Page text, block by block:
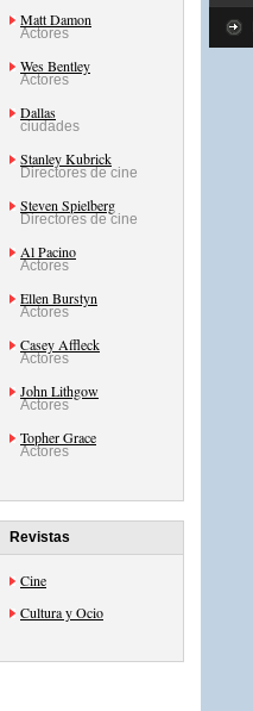
Matt Damon
Actores
Wes Bentley
Actores
Dallas
ciudades
Stanley Kubrick
Directores de cine
Steven Spielberg
Directores de cine
Al Pacino
Actores
Ellen Burstyn
Actores
Casey Affleck
Actores
John Lithgow
Actores
Topher Grace
Actores
Revistas
Cine
Cultura y Ocio